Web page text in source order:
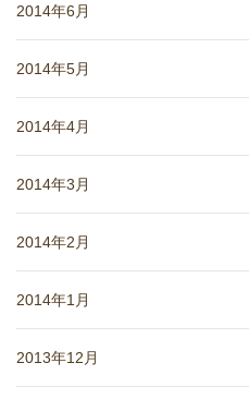
2014年6月
2014年5月
2014年4月
2014年3月
2014年2月
2014年1月
2013年12月